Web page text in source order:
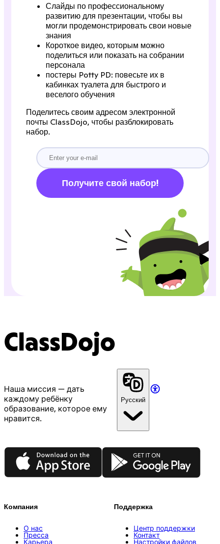
Слайды по профессиональному
развитию для презентации, чтобы вы
могли продемонстрировать свои новые
знания
Короткое видео, которым можно
поделиться или показать на собрании
персонала
постеры Potty PD: повесьте их в
кабинках туалета для быстрого и
веселого обучения
Поделитесь своим адресом электронной
почты ClassDojo, чтобы разблокировать
набор.
Получите свой набор!
ClassDojo
Наша миссия — дать
каждому ребёнку
образование, которое ему
нравится.
Русский
App Store Google Play
Компания
О нас
Пресса
Карьера
Поддержка
Центр поддержки
Контакт
Настройки файлов